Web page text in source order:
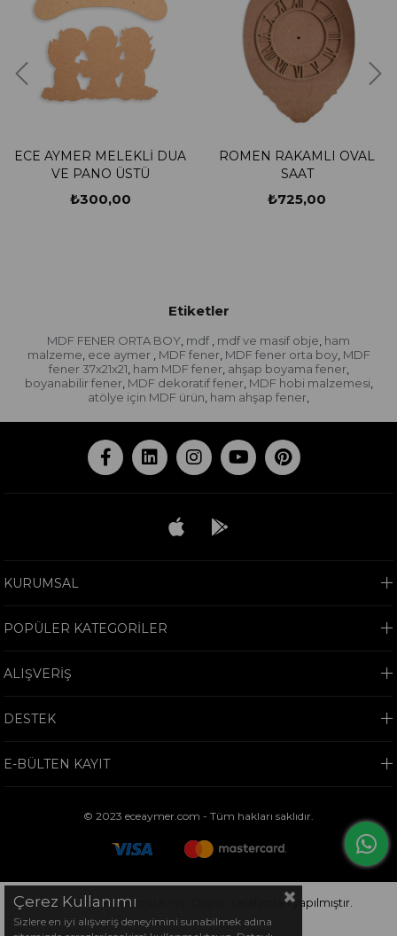
ECE AYMER MELEKLİ DUA
VE PANO ÜSTÜ
₺300,00
ROMEN RAKAMLI OVAL
SAAT
₺725,00
Etiketler
MDF FENER ORTA BOY, mdf , mdf ve masif obje, ham
malzeme, ece aymer , MDF fener, MDF fener orta boy, MDF
fener 37x21x21, ham MDF fener, ahşap boyama fener,
boyanabilir fener, MDF dekoratif fener, MDF hobi malzemesi,
atölye için MDF ürün, ham ahşap fener,
KURUMSAL
POPÜLER KATEGORİLER
ALIŞVERİŞ
DESTEK
E-BÜLTEN KAYIT
© 2023 eceaymer.com - Tüm hakları saklıdır.
Bu sitenin kurulumu tarafından yapılmıştır.
Çerez Kullanımı
Sizlere en iyi alışveriş deneyimini sunabilmek adına